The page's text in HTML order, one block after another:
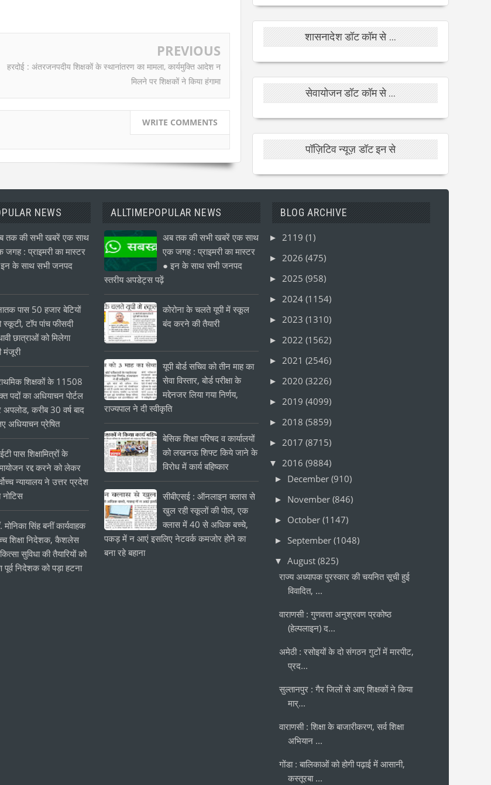
PREVIOUS
हरदोई : अंतरजनपदीय शिक्षकों के स्थानांतरण का मामला, कार्यमुक्ति आदेश न
मिलने पर शिक्षकों ने किया हंगामा
WRITE COMMENTS
शासनादेश डॉट कॉम से ...
सेवायोजन डॉट कॉम से ...
पॉज़िटिव न्यूज़ डॉट इन से
NEWS
तक की सभी खबरें एक साथ
जगह : प्राइमरी का मास्टर
के साथ सभी जनपद
पास 50 हजार बेटियों
स्कूटी, टॉप पांच फीसदी
छात्राओं को मिलेगा
मंजूरी
शिक्षकों के 11508
पदों का अधियाचन पोर्टल
अपलोड, करीब 30 वर्ष बाद
अधियाचन प्रेषित
पास शिक्षामित्रों के
रद्द करने को लेकर
न्यायालय ने उत्तर प्रदेश
नोटिस
मोनिका सिंह बनीं कार्यवाहक
शिक्षा निदेशक, कैशलेस
सुविधा की तैयारियों को
निदेशक को पड़ा हटना
ALLTIMEPOPULAR NEWS
अब तक की सभी खबरें एक साथ
एक जगह : प्राइमरी का मास्टर
● इन के साथ सभी जनपद
स्तरीय अपडेट्स पढ़ें
कोरोना के चलते यूपी में स्कूल
बंद करने की तैयारी
यूपी बोर्ड सचिव को तीन माह का
सेवा विस्तार, बोर्ड परीक्षा के
मद्देनजर लिया गया निर्णय,
राज्यपाल ने दी स्वीकृति
बेसिक शिक्षा परिषद व कार्यालयों
को लखनऊ शिफ्ट किये जाने के
विरोध में कार्य बहिष्कार
सीबीएसई : ऑनलाइन क्लास से
खुल रही स्कूलों की पोल, एक
क्लास में 40 से अधिक बच्चे,
पकड़ में न आएं इसलिए नेटवर्क कमजोर होने का
बना रहे बहाना
BLOG ARCHIVE
► 2119(1)
► 2026(475)
► 2025(958)
► 2024(1154)
► 2023(1310)
► 2022(1562)
► 2021(2546)
► 2020(3226)
► 2019(4099)
► 2018(5859)
► 2017(8715)
▼ 2016(9884)
► December(910)
► November(846)
► October(1147)
► September(1048)
▼August(825)
राज्य अध्यापक पुरस्कार की चयनित सूची हुई
विवादित, ...
वाराणसी : गुणवत्ता अनुश्रवण प्रकोष्ठ
(हेल्पलाइन) द...
अमेठी : रसोइयों के दो संगठन गुटों में मारपीट,
प्रद...
सुल्तानपुर : गैर जिलों से आए शिक्षकों ने किया
मार्...
वाराणसी : शिक्षा के बाजारीकरण, सर्व शिक्षा
अभियान ...
गोंडा : बालिकाओं को होगी पढ़ाई में आसानी,
कस्तूरबा ...